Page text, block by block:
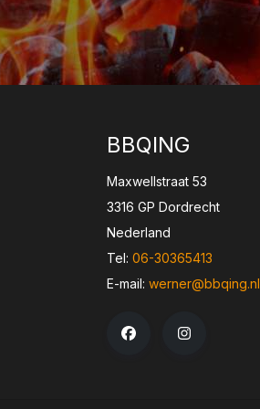
BBQING
Maxwellstraat 53
3316 GP Dordrecht
Nederland
Tel: 06-30365413
E-mail: werner@bbqing.nl